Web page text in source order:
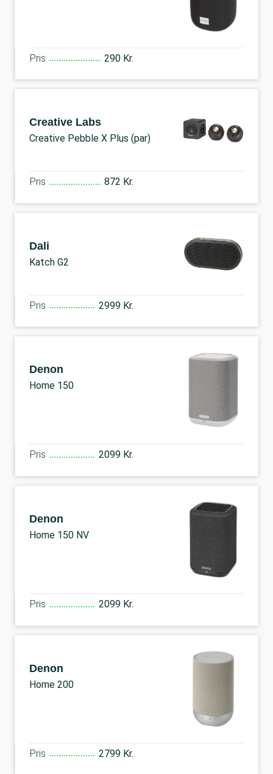
Pris 290 Kr.
Creative Labs
Creative Pebble X Plus (par)
Pris 872 Kr.
Dali
Katch G2
Pris 2999 Kr.
Denon
Home 150
Pris 2099 Kr.
Denon
Home 150 NV
Pris 2099 Kr.
Denon
Home 200
Pris 2799 Kr.